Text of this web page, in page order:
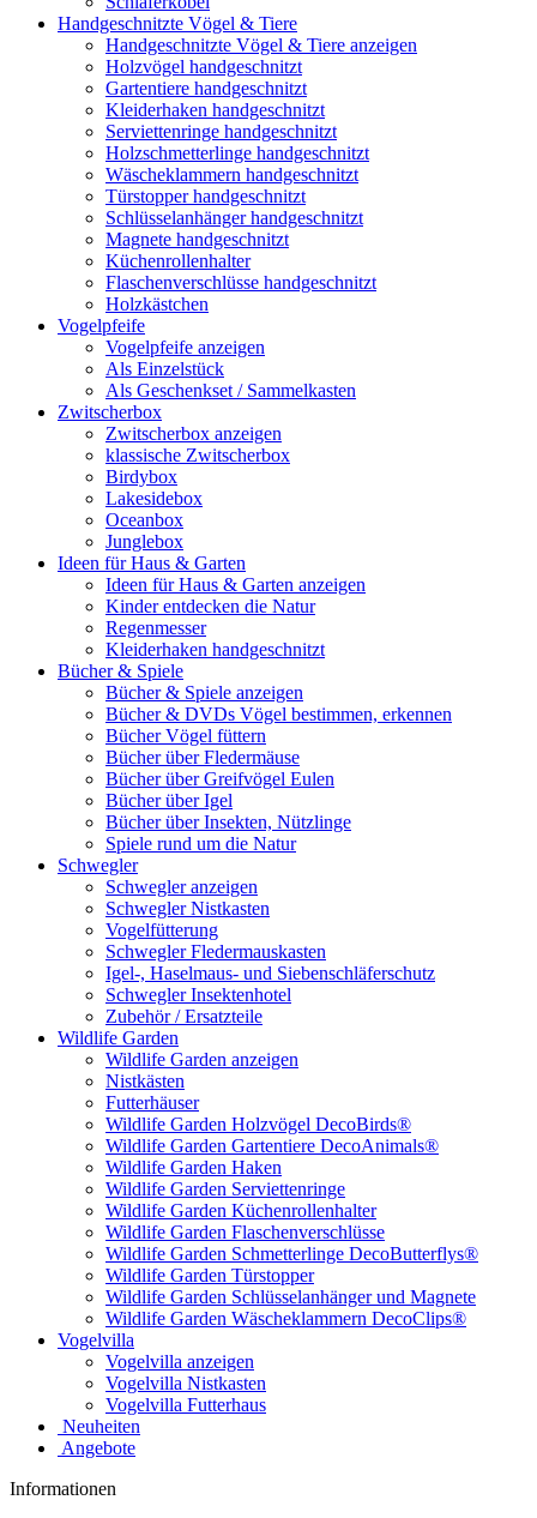
Handgeschnitzte Vögel & Tiere
Handgeschnitzte Vögel & Tiere anzeigen
Holzvögel handgeschnitzt
Gartentiere handgeschnitzt
Kleiderhaken handgeschnitzt
Serviettenringe handgeschnitzt
Holzschmetterlinge handgeschnitzt
Wäscheklammern handgeschnitzt
Türstopper handgeschnitzt
Schlüsselanhänger handgeschnitzt
Magnete handgeschnitzt
Küchenrollenhalter
Flaschenverschlüsse handgeschnitzt
Holzkästchen
Vogelpfeife
Vogelpfeife anzeigen
Als Einzelstück
Als Geschenkset / Sammelkasten
Zwitscherbox
Zwitscherbox anzeigen
klassische Zwitscherbox
Birdybox
Lakesidebox
Oceanbox
Junglebox
Ideen für Haus & Garten
Ideen für Haus & Garten anzeigen
Kinder entdecken die Natur
Regenmesser
Kleiderhaken handgeschnitzt
Bücher & Spiele
Bücher & Spiele anzeigen
Bücher & DVDs Vögel bestimmen, erkennen
Bücher Vögel füttern
Bücher über Fledermäuse
Bücher über Greifvögel Eulen
Bücher über Igel
Bücher über Insekten, Nützlinge
Spiele rund um die Natur
Schwegler
Schwegler anzeigen
Schwegler Nistkasten
Vogelfütterung
Schwegler Fledermauskasten
Igel-, Haselmaus- und Siebenschläferschutz
Schwegler Insektenhotel
Zubehör / Ersatzteile
Wildlife Garden
Wildlife Garden anzeigen
Nistkästen
Futterhäuser
Wildlife Garden Holzvögel DecoBirds®
Wildlife Garden Gartentiere DecoAnimals®
Wildlife Garden Haken
Wildlife Garden Serviettenringe
Wildlife Garden Küchenrollenhalter
Wildlife Garden Flaschenverschlüsse
Wildlife Garden Schmetterlinge DecoButterflys®
Wildlife Garden Türstopper
Wildlife Garden Schlüsselanhänger und Magnete
Wildlife Garden Wäscheklammern DecoClips®
Vogelvilla
Vogelvilla anzeigen
Vogelvilla Nistkasten
Vogelvilla Futterhaus
Neuheiten
Angebote
Informationen